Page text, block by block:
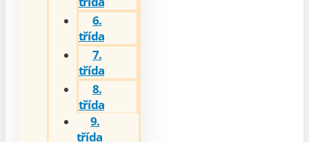
6.
třída
7.
třída
8.
třída
9.
třída